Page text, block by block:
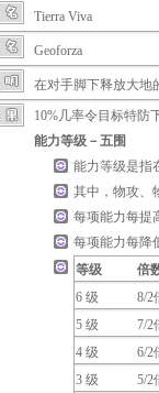
Tierra Viva
Geoforza
在对手脚下释放大地
10%几率令目标特防
能力等级－五围
能力等级是指
其中，物攻、
每项能力每提
每项能力每降
等级
倍
6 级
8/2
5 级
7/2
4 级
6/2
3 级
5/2